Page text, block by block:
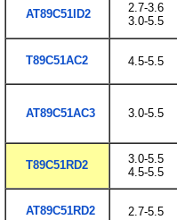
AT89C51ID2
2.7-3.6
3.0-5.5
T89C51AC2 4.5-5.5
AT89C51AC3 3.0-5.5
T89C51RD2
3.0-5.5
4.5-5.5
AT89C51RD2 2.7-5.5